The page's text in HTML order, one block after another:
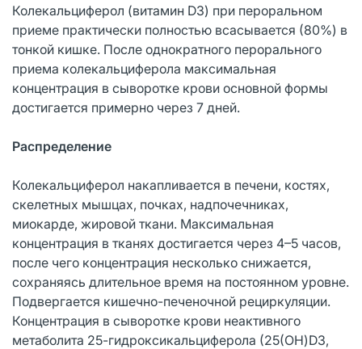
Колекальциферол (витамин D3) при пероральном
приеме практически полностью всасывается (80%) в
тонкой кишке. После однократного перорального
приема колекальциферола максимальная
концентрация в сыворотке крови основной формы
достигается примерно через 7 дней.
Распределение
Колекальциферол накапливается в печени, костях,
скелетных мышцах, почках, надпочечниках,
миокарде, жировой ткани. Максимальная
концентрация в тканях достигается через 4–5 часов,
после чего концентрация несколько снижается,
сохраняясь длительное время на постоянном уровне.
Подвергается кишечно-печеночной рециркуляции.
Концентрация в сыворотке крови неактивного
метаболита 25-гидроксикальциферола (25(OH)D3,